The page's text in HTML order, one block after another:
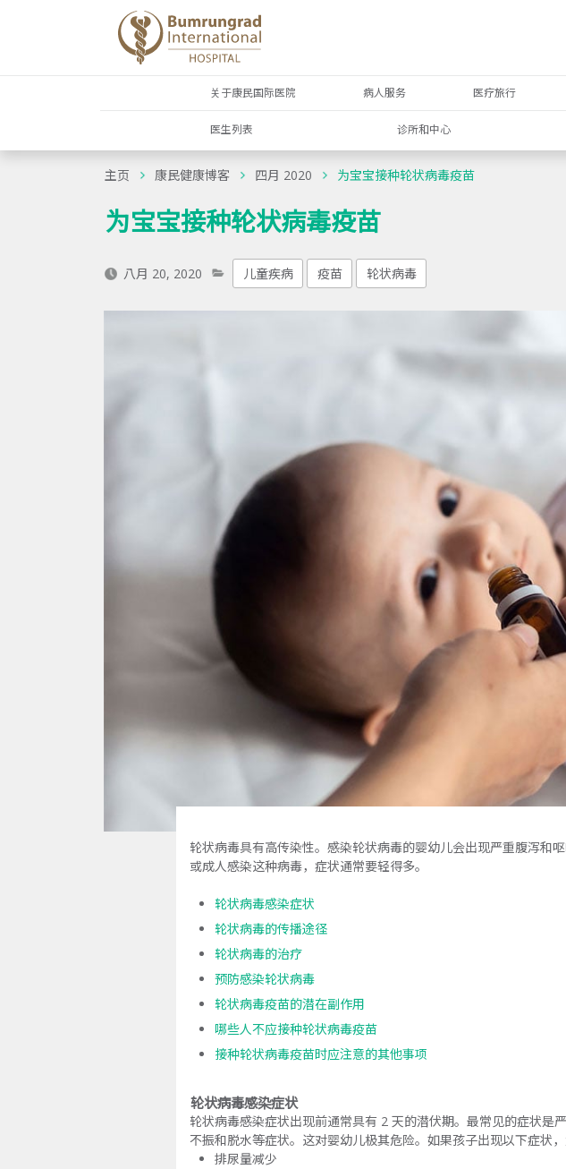
关于康民国际医院 病人服务 医疗旅行
医生列表 诊所和中心
主页 康民健康博客 四月 2020 为宝宝接种轮状病毒疫苗
为宝宝接种轮状病毒疫苗
八月 20, 2020 儿童疾病 疫苗 轮状病毒
轮状病毒具有高传染性。感染轮状病毒的婴幼儿会出现严重腹泻和
或成人感染这种病毒，症状通常要轻得多。
轮状病毒感染症状
轮状病毒的传播途径
轮状病毒的治疗
预防感染轮状病毒
轮状病毒疫苗的潜在副作用
哪些人不应接种轮状病毒疫苗
接种轮状病毒疫苗时应注意的其他事项
轮状病毒感染症状
轮状病毒感染症状出现前通常具有 2 天的潜伏期。最常见的症状
不振和脱水等症状。这对婴幼儿极其危险。如果孩子出现以下症状
排尿量减少